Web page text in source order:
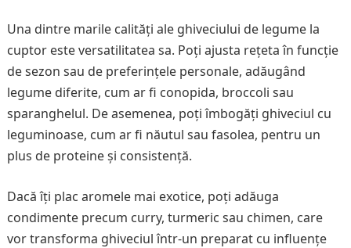
Una dintre marile calități ale ghiveciului de legume la
cuptor este versatilitatea sa. Poți ajusta rețeta în funcție
de sezon sau de preferințele personale, adăugând
legume diferite, cum ar fi conopida, broccoli sau
sparanghelul. De asemenea, poți îmbogăți ghiveciul cu
leguminoase, cum ar fi năutul sau fasolea, pentru un
plus de proteine și consistență.
Dacă îți plac aromele mai exotice, poți adăuga
condimente precum curry, turmeric sau chimen, care
vor transforma ghiveciul într-un preparat cu influențe